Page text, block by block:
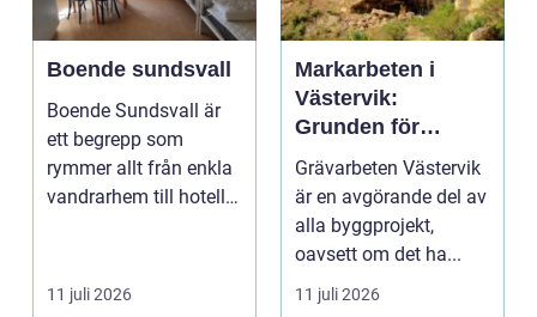
Boende sundsvall
Boende Sundsvall är
ett begrepp som
rymmer allt från enkla
vandrarhem till hotell
11 juli 2026
Markarbeten i
Västervik:
Grunden för
hållbara
byggprojekt
Grävarbeten Västervik
är en avgörande del av
alla byggprojekt,
oavsett om det ha...
11 juli 2026